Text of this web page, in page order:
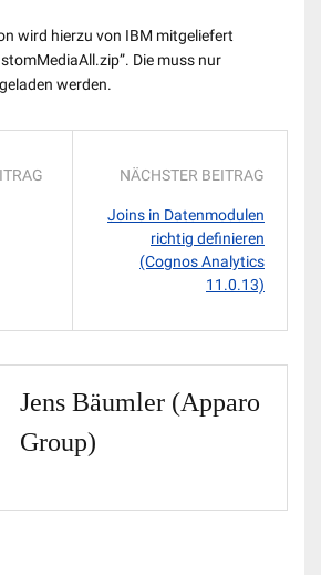
wird hierzu von IBM mitgeliefert
Die muss nur
werden.
NÄCHSTER BEITRAG
Joins in Datenmodulen
richtig definieren
(Cognos Analytics
11.0.13)
Jens Bäumler (Apparo
Group)